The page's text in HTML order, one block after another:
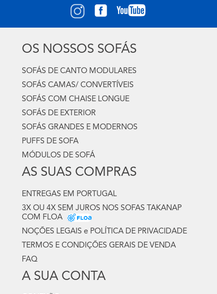
OS NOSSOS SOFÁS
SOFÁS DE CANTO MODULARES
SOFÁS CAMAS/ CONVERTÍVEIS
SOFÁS COM CHAISE LONGUE
SOFÁS DE EXTERIOR
SOFÁS GRANDES E MODERNOS
PUFFS DE SOFA
MÓDULOS DE SOFÁ
AS SUAS COMPRAS
ENTREGAS EM PORTUGAL
3X OU 4X SEM JUROS NOS SOFAS TAKANAP
COM FLOA
NOÇÕES LEGAIS e POLÍTICA DE PRIVACIDADE
TERMOS E CONDIÇÕES GERAIS DE VENDA
FAQ
A SUA CONTA